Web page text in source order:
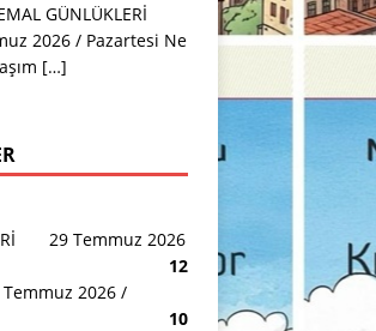
GÜNLÜKLERİ
2026 / Pazartesi Ne
[…]
29 Temmuz 2026
12
2026 /
10